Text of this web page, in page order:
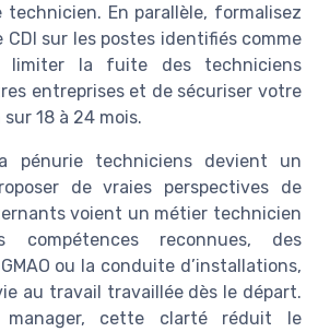
technicien. En parallèle, formalisez
sur les postes identifiés comme
limiter la fuite des techniciens
entreprises et de sécuriser votre
18 à 24 mois.
pénurie techniciens devient un
de vraies perspectives de
voient un métier technicien
compétences reconnues, des
ou la conduite d’installations,
au travail travaillée dès le départ.
cette clarté réduit le